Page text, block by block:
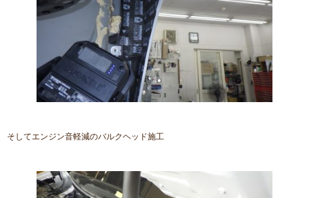
そしてエンジン音軽減のバルクヘッド施工